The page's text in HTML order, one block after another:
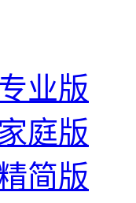
业版
庭版
简版